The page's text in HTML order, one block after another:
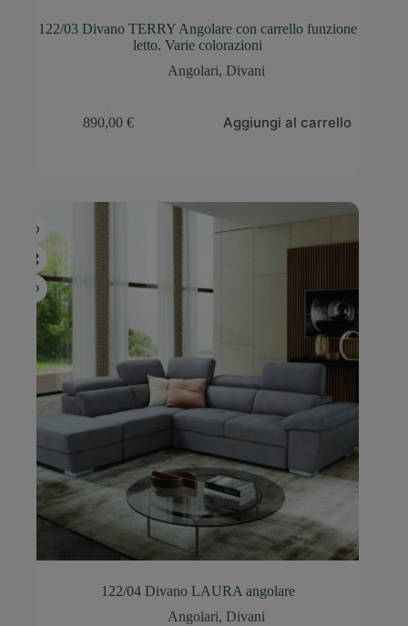
122/03 Divano TERRY Angolare con carrello funzione
letto. Varie colorazioni
Angolari, Divani
890,00 € Aggiungi al carrello
122/04 Divano LAURA angolare
Angolari, Divani